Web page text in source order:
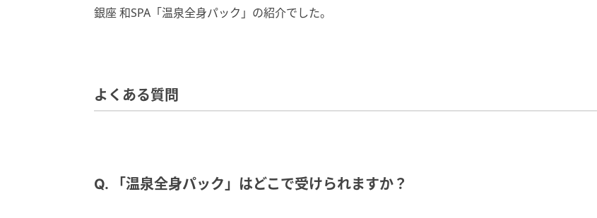
銀座 和SPA「温泉全身パック」の紹介でした。
よくある質問
Q. 「温泉全身パック」はどこで受けられますか？